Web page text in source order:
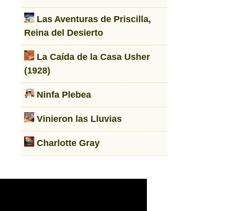
Las Aventuras de Priscilla,
Reina del Desierto
La Caída de la Casa Usher
(1928)
Ninfa Plebea
Vinieron las Lluvias
Charlotte Gray